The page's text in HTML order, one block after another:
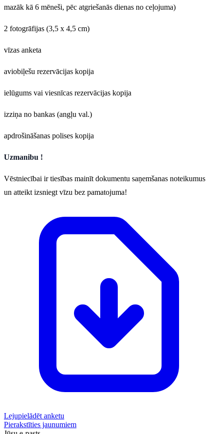
mazāk kā 6 mēneši, pēc atgriešanās dienas no ceļojuma)
2 fotogrāfijas (3,5 x 4,5 cm)
vīzas anketa
aviobiļešu rezervācijas kopija
ielūgums vai viesnīcas rezervācijas kopija
izziņa no bankas (angļu val.)
apdrošināšanas polises kopija
Uzmanibu !
Vēstniecībai ir tiesības mainīt dokumentu saņemšanas noteikumus
un atteikt izsniegt vīzu bez pamatojuma!
Lejupielādēt anketu
Pierakstīties jaunumiem